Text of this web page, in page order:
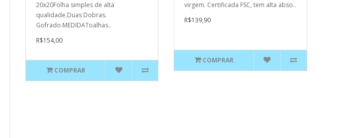
20x20Folha simples de alta
qualidade.Duas Dobras.
Gofrado.MEDIDAToalhas..
R$154,00
COMPRAR
virgem. Certificada FSC, tem alta abso..
R$139,90
COMPRAR